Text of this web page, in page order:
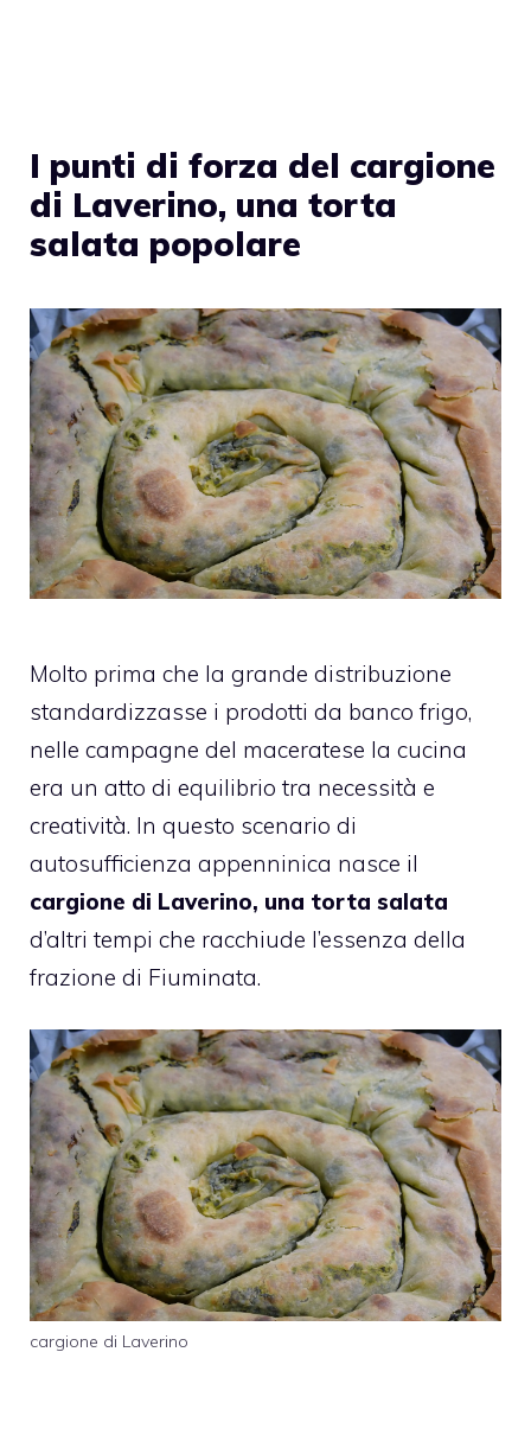
I punti di forza del cargione
di Laverino, una torta
salata popolare
Molto prima che la grande distribuzione
standardizzasse i prodotti da banco frigo,
nelle campagne del maceratese la cucina
era un atto di equilibrio tra necessità e
creatività. In questo scenario di
autosufficienza appenninica nasce il
cargione di Laverino, una torta salata
d’altri tempi che racchiude l’essenza della
frazione di Fiuminata.
cargione di Laverino